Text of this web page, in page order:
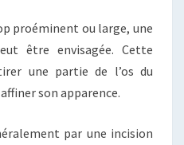
proéminent ou large, une
être envisagée. Cette
une partie de l’os du
son apparence.
par une incision